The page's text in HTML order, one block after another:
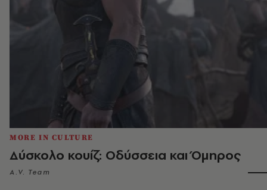
MORE IN CULTURE
Δύσκολο κουίζ: Οδύσσεια και Όμηρος
A.V. Team